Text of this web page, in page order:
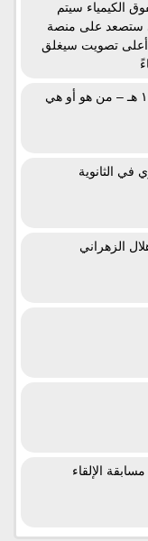
الكيمياء سيتم
ستصعد على منصة
تصويت سيغلق
جائزة أبو بندر لعيد فطر عام ١٤٤٧ هـ – من هو أو هي
في الثانوية
الزهراني
الإلقاء